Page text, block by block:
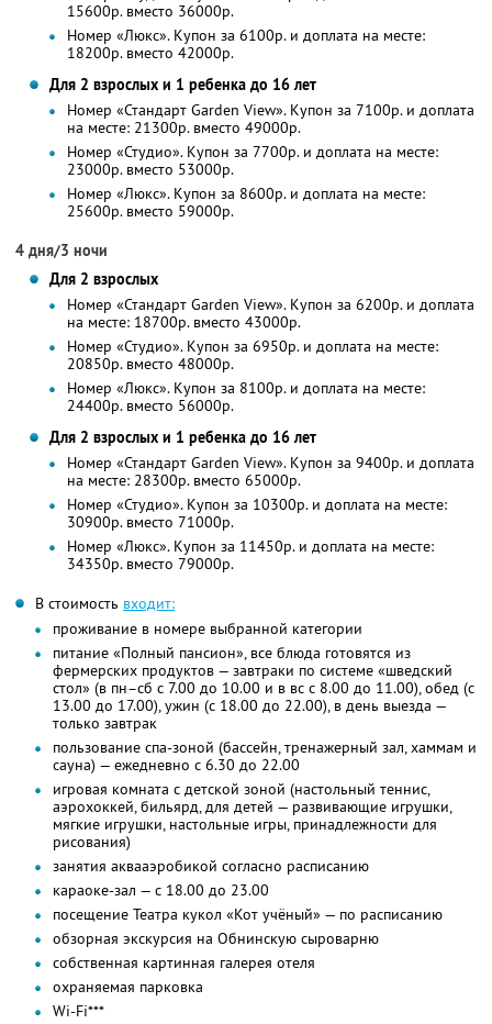
15600р. вместо 36000р.
Номер «Люкс». Купон за 6100р. и доплата на месте:
18200р. вместо 42000р.
Для 2 взрослых и 1 ребенка до 16 лет
Номер «Стандарт Garden View». Купон за 7100р. и доплата
на месте: 21300р. вместо 49000р.
Номер «Студио». Купон за 7700р. и доплата на месте:
23000р. вместо 53000р.
Номер «Люкс». Купон за 8600р. и доплата на месте:
25600р. вместо 59000р.
4 дня/3 ночи
Для 2 взрослых
Номер «Стандарт Garden View». Купон за 6200р. и доплата
на месте: 18700р. вместо 43000р.
Номер «Студио». Купон за 6950р. и доплата на месте:
20850р. вместо 48000р.
Номер «Люкс». Купон за 8100р. и доплата на месте:
24400р. вместо 56000р.
Для 2 взрослых и 1 ребенка до 16 лет
Номер «Стандарт Garden View». Купон за 9400р. и доплата
на месте: 28300р. вместо 65000р.
Номер «Студио». Купон за 10300р. и доплата на месте:
30900р. вместо 71000р.
Номер «Люкс». Купон за 11450р. и доплата на месте:
34350р. вместо 79000р.
В стоимость входит:
проживание в номере выбранной категории
питание «Полный пансион», все блюда готовятся из
фермерских продуктов — завтраки по системе «шведский
стол» (в пн–сб с 7.00 до 10.00 и в вс с 8.00 до 11.00), обед (с
13.00 до 17.00), ужин (с 18.00 до 22.00), в день выезда —
только завтрак
пользование спа-зоной (бассейн, тренажерный зал, хаммам и
сауна) — ежедневно с 6.30 до 22.00
игровая комната с детской зоной (настольный теннис,
аэрохоккей, бильярд, для детей — развивающие игрушки,
мягкие игрушки, настольные игры, принадлежности для
рисования)
занятия аквааэробикой согласно расписанию
караоке-зал — с 18.00 до 23.00
посещение Театра кукол «Кот учёный» — по расписанию
обзорная экскурсия на Обнинскую сыроварню
собственная картинная галерея отеля
охраняемая парковка
Wi-Fi***